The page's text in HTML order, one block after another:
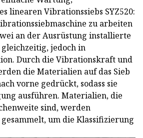
linearen Vibrationssiebs SYZ520:
zu arbeiten
an der Ausrüstung installierte
jedoch in
Durch die Vibrationskraft und
die Materialien auf das Sieb
vorne gedrückt, sodass sie
ausführen. Materialien, die
sind, werden
um die Klassifizierung